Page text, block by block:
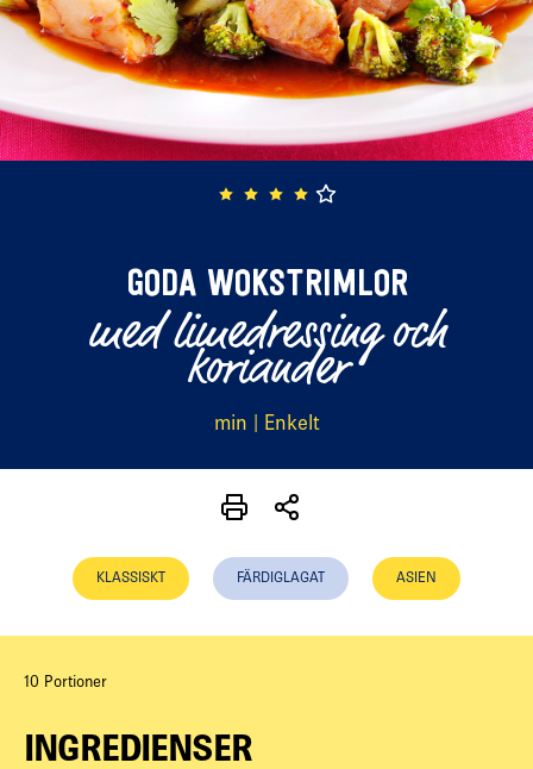
GODA WOKSTRIMLOR
med limedressing och
koriander
min | Enkelt
KLASSISKT FÄRDIGLAGAT ASIEN
10 Portioner
INGREDIENSER